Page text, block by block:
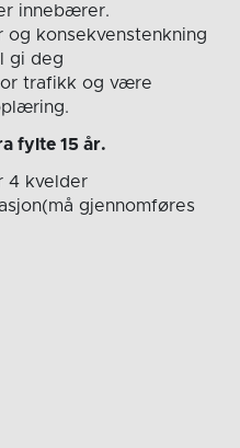
innebærer.
og konsekvenstenkning
gi deg
trafikk og være
fylte 15 år.
4 kvelder
gjennomføres